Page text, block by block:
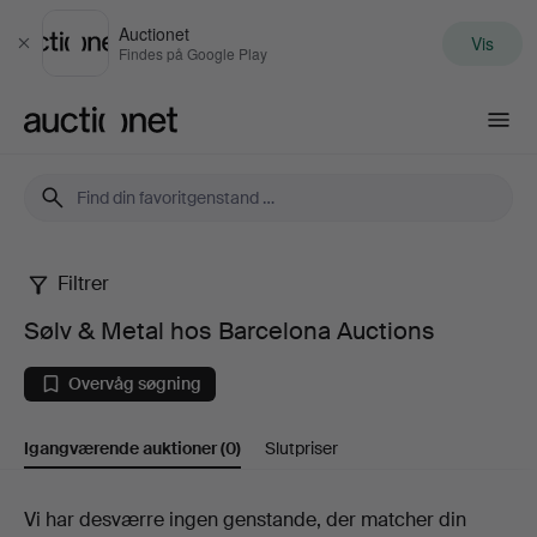
Luk
Auctionet
Findes på Google Play Vis
Sølv
Metal
hos
Filtrer
Sølv & Metal hos Barcelona Auctions
Overvåg søgning
Igangværende auktioner(0) Slutpriser
Igangværende
Vi har desværre ingen genstande, der matcher din